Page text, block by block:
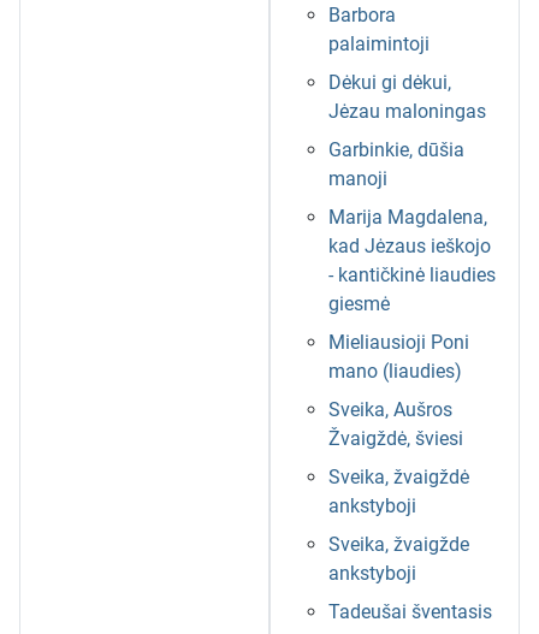
Barbora
palaimintoji
Dėkui gi dėkui,
Jėzau maloningas
Garbinkie, dūšia
manoji
Marija Magdalena,
kad Jėzaus ieškojo
- kantičkinė liaudies
giesmė
Mieliausioji Poni
mano (liaudies)
Sveika, Aušros
Žvaigždė, šviesi
Sveika, žvaigždė
ankstyboji
Sveika, žvaigžde
ankstyboji
Tadeušai šventasis